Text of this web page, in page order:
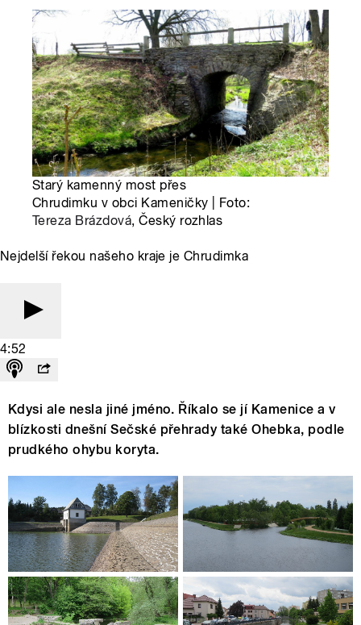
Starý kamenný most přes
Chrudimku v obci Kameničky | Foto:
Tereza Brázdová, Český rozhlas
Nejdelší řekou našeho kraje je Chrudimka
4:52
Kdysi ale nesla jiné jméno. Říkalo se jí Kamenice a v
blízkosti dnešní Sečské přehrady také Ohebka, podle
prudkého ohybu koryta.